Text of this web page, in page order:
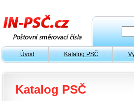
Úvod Katalog PSČ
Katalog PSČ